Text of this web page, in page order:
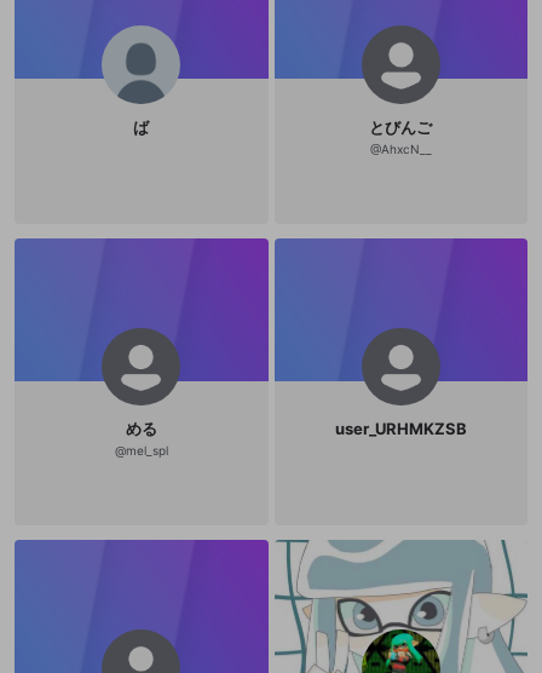
ば とびんご
@AhxcN__
める
@mel_spl
user_URHMKZSB